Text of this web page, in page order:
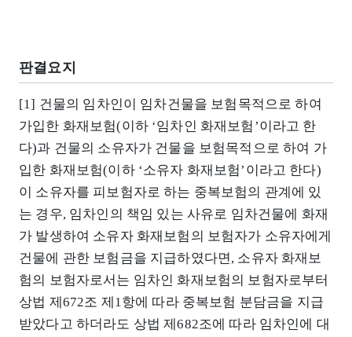
판결요지
[1] 건물의 임차인이 임차건물을 보험목적으로 하여
가입한 화재보험(이하 ‘임차인 화재보험’이라고 한
다)과 건물의 소유자가 건물을 보험목적으로 하여 가
입한 화재보험(이하 ‘소유자 화재보험’이라고 한다)
이 소유자를 피보험자로 하는 중복보험의 관계에 있
는 경우, 임차인의 책임 있는 사유로 임차건물에 화재
가 발생하여 소유자 화재보험의 보험자가 소유자에게
건물에 관한 보험금을 지급하였다면, 소유자 화재보
험의 보험자로서는 임차인 화재보험의 보험자로부터
상법 제672조 제1항에 따라 중복보험 분담금을 지급
받았다고 하더라도 상법 제682조에 따라 임차인에 대